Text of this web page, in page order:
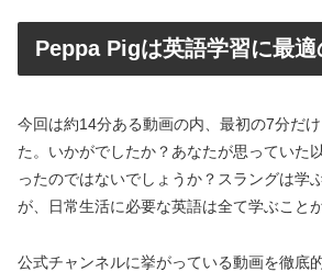
Peppa Pigは英語学習に最適
今回は約14分ある動画の内、最初の7分だ
た。いかがでしたか？あなたが思っていた
ったのではないでしょうか？スラングは学
が、日常生活に必要な英語は全て学ぶこと
公式チャンネルに挙がっている動画を徹底